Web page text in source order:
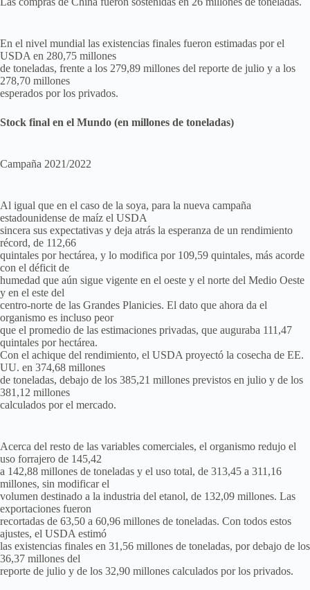
En el nivel mundial las existencias finales fueron estimadas por el
USDA en 280,75 millones
de toneladas, frente a los 279,89 millones del reporte de julio y a los
278,70 millones
esperados por los privados.
Stock final en el Mundo (en millones de toneladas)
Campaña 2021/2022
Al igual que en el caso de la soya, para la nueva campaña
estadounidense de maíz el USDA
sincera sus expectativas y deja atrás la esperanza de un rendimiento
récord, de 112,66
quintales por hectárea, y lo modifica por 109,59 quintales, más acorde
con el déficit de
humedad que aún sigue vigente en el oeste y el norte del Medio Oeste
y en el este del
centro-norte de las Grandes Planicies. El dato que ahora da el
organismo es incluso peor
que el promedio de las estimaciones privadas, que auguraba 111,47
quintales por hectárea.
Con el achique del rendimiento, el USDA proyectó la cosecha de EE.
UU. en 374,68 millones
de toneladas, debajo de los 385,21 millones previstos en julio y de los
381,12 millones
calculados por el mercado.
Acerca del resto de las variables comerciales, el organismo redujo el
uso forrajero de 145,42
a 142,88 millones de toneladas y el uso total, de 313,45 a 311,16
millones, sin modificar el
volumen destinado a la industria del etanol, de 132,09 millones. Las
exportaciones fueron
recortadas de 63,50 a 60,96 millones de toneladas. Con todos estos
ajustes, el USDA estimó
las existencias finales en 31,56 millones de toneladas, por debajo de los
36,37 millones del
reporte de julio y de los 32,90 millones calculados por los privados.